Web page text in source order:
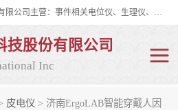
眼动仪多少钱?北京津发科技股份有限公司主营：事件相关电位仪、生理仪、肌电仪、脑电仪、皮电仪、眼动仪；是国家级高新技术企业、科技部认定的科技型中小企业和中关村高新技术企业，具备保密资格，具备自主进出口经营权；自主研发技术、产品与服务荣获多项省部级科学技术奖励、国家发明专利、国家软件著作权和省部级新技术新产品（服务）认证。
技股份有限公司
Inc
皮电仪 > 济南ErgoLAB智能穿戴人因